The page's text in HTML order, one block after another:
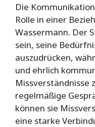
Die
Rolle in einer
Wassermann. Der
sein, seine
auszudrücken,
und ehrlich
Missverständnisse
regelmäßige
können sie
eine starke